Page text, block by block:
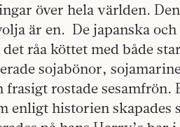
över hela världen.
är en. De japanska
råa köttet med både
sojabönor,
frasigt rostade
enligt historien skapades